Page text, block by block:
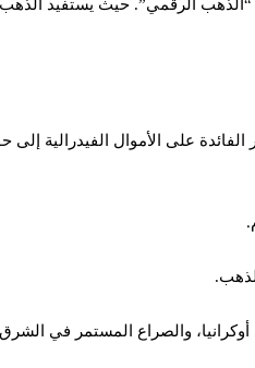
مستوى 60 ألف دولار وتفقد بسرعة بريقها باعتبارها “الذهب الرقمي”.
والصراع المستمر في